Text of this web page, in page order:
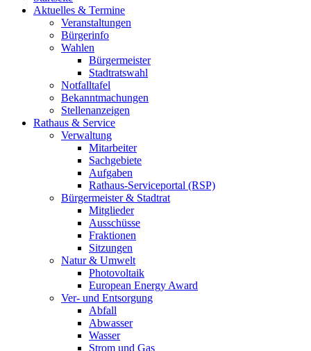
Aktuelles & Termine
Veranstaltungen
Bürgerinfo
Wahlen
Bürgermeister
Stadtratswahl
Notfalltafel
Bekanntmachungen
Stellenanzeigen
Rathaus & Service
Verwaltung
Mitarbeiter
Sachgebiete
Aufgaben
Rathaus-Serviceportal (RSP)
Bürgermeister & Stadtrat
Mitglieder
Ausschüsse
Fraktionen
Sitzungen
Natur & Umwelt
Photovoltaik
European Energy Award
Ver- und Entsorgung
Abfall
Abwasser
Wasser
Strom und Gas